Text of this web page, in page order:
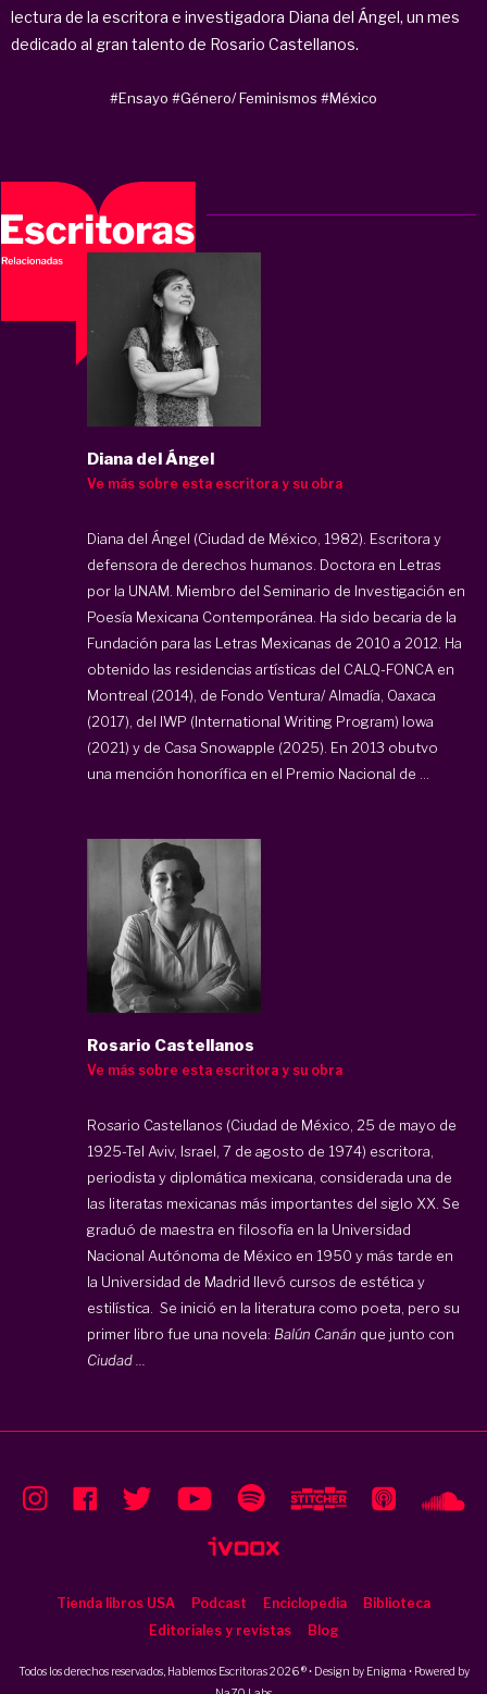
lectura de la escritora e investigadora Diana del Ángel, un mes
dedicado al gran talento de Rosario Castellanos.
#Ensayo #Género/ Feminismos #México
Diana del Ángel
Ve más sobre esta escritora y su obra
Diana del Ángel (Ciudad de México, 1982). Escritora y
defensora de derechos humanos. Doctora en Letras
por la UNAM. Miembro del Seminario de Investigación en
Poesía Mexicana Contemporánea. Ha sido becaria de la
Fundación para las Letras Mexicanas de 2010 a 2012. Ha
obtenido las residencias artísticas del CALQ-FONCA en
Montreal (2014), de Fondo Ventura/ Almadía, Oaxaca
(2017), del IWP (International Writing Program) Iowa
(2021) y de Casa Snowapple (2025). En 2013 obutvo
una mención honorífica en el Premio Nacional de ...
Rosario Castellanos
Ve más sobre esta escritora y su obra
Rosario Castellanos (Ciudad de México, 25 de mayo de
1925-Tel Aviv, Israel, 7 de agosto de 1974) escritora,
periodista y diplomática mexicana, considerada una de
las literatas mexicanas más importantes del siglo XX. Se
graduó de maestra en filosofía en la Universidad
Nacional Autónoma de México en 1950 y más tarde en
la Universidad de Madrid llevó cursos de estética y
estilística.
Se inició en la literatura como poeta, pero su
primer libro fue una novela: Balún Canán que junto con
Ciudad ...
Tienda libros USA Podcast Enciclopedia
Biblioteca
Editoriales y revistas
Blog
Todos los derechos reservados, Hablemos Escritoras 2026 ® • Design by Enigma • Powered by